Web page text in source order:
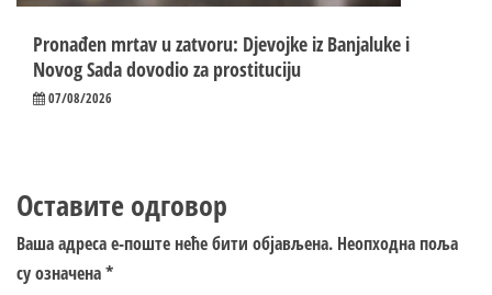
Pronađen mrtav u zatvoru: Djevojke iz Banjaluke i
Novog Sada dovodio za prostituciju
07/08/2026
Оставите одговор
Ваша адреса е-поште неће бити објављена. Неопходна поља
су означена*